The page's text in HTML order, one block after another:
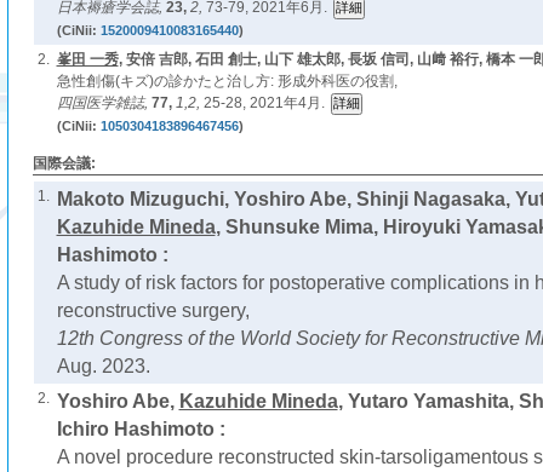
日本褥瘡学会誌, 23, 2, 73-79, 2021年6月.
(CiNii: 1520009410083165440)
2. 峯田 一秀, 安倍 吉郎, 石田 創士, 山下 雄太郎, 長坂 信司, 山﨑 裕行, 橋本 一
急性創傷(キズ)の診かたと治し方: 形成外科医の役割,
四国医学雑誌, 77, 1,2, 25-28, 2021年4月.
(CiNii: 1050304183896467456)
国際会議:
1.
Makoto Mizuguchi, Yoshiro Abe, Shinji Nagasaka,
Kazuhide Mineda, Shunsuke Mima, Hiroyuki
Hashimoto :
A study of risk factors for postoperative complications in
reconstructive surgery,
12th Congress of the World Society for Reconstructive
Aug. 2023.
2. Yoshiro Abe, Kazuhide Mineda, Yutaro Yamashita,
Ichiro Hashimoto :
A novel procedure reconstructed skin-tarsoligamentous